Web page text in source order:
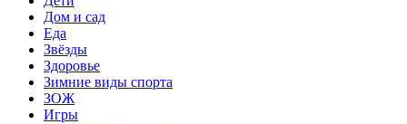
Дом и сад
Еда
Звёзды
Здоровье
Зимние виды спорта
ЗОЖ
Игры